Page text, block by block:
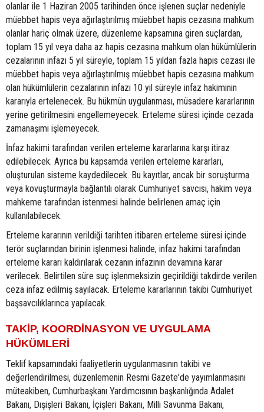
olanlar ile 1 Haziran 2005 tarihinden önce işlenen suçlar nedeniyle
müebbet hapis veya ağırlaştırılmış müebbet hapis cezasına mahkum
olanlar hariç olmak üzere, düzenleme kapsamına giren suçlardan,
toplam 15 yıl veya daha az hapis cezasına mahkum olan hükümlülerin
cezalarının infazı 5 yıl süreyle, toplam 15 yıldan fazla hapis cezası ile
müebbet hapis veya ağırlaştırılmış müebbet hapis cezasına mahkum
olan hükümlülerin cezalarının infazı 10 yıl süreyle infaz hakiminin
kararıyla ertelenecek. Bu hükmün uygulanması, müsadere kararlarının
yerine getirilmesini engellemeyecek. Erteleme süresi içinde cezada
zamanaşımı işlemeyecek.
İnfaz hakimi tarafından verilen erteleme kararlarına karşı itiraz
edilebilecek. Ayrıca bu kapsamda verilen erteleme kararları,
oluşturulan sisteme kaydedilecek. Bu kayıtlar, ancak bir soruşturma
veya kovuşturmayla bağlantılı olarak Cumhuriyet savcısı, hakim veya
mahkeme tarafından istenmesi halinde belirlenen amaç için
kullanılabilecek.
Erteleme kararının verildiği tarihten itibaren erteleme süresi içinde
terör suçlarından birinin işlenmesi halinde, infaz hakimi tarafından
erteleme kararı kaldırılarak cezanın infazının devamına karar
verilecek. Belirtilen süre suç işlenmeksizin geçirildiği takdirde verilen
ceza infaz edilmiş sayılacak. Erteleme kararlarının takibi Cumhuriyet
başsavcılıklarınca yapılacak.
TAKİP, KOORDİNASYON VE UYGULAMA
HÜKÜMLERİ
Teklif kapsamındaki faaliyetlerin uygulanmasının takibi ve
değerlendirilmesi, düzenlemenin Resmi Gazete'de yayımlanmasını
müteakiben, Cumhurbaşkanı Yardımcısının başkanlığında Adalet
Bakanı, Dışişleri Bakanı, İçişleri Bakanı, Milli Savunma Bakanı,